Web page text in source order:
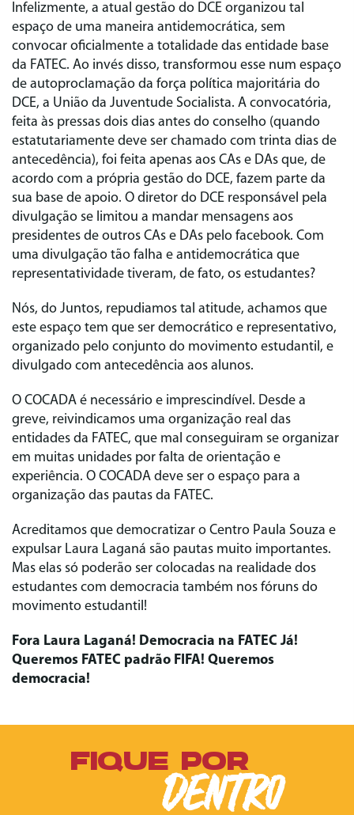
Infelizmente, a atual gestão do DCE organizou tal
espaço de uma maneira antidemocrática, sem
convocar oficialmente a totalidade das entidade base
da FATEC. Ao invés disso, transformou esse num espaço
de autoproclamação da força política majoritária do
DCE, a União da Juventude Socialista. A convocatória,
feita às pressas dois dias antes do conselho (quando
estatutariamente deve ser chamado com trinta dias de
antecedência), foi feita apenas aos CAs e DAs que, de
acordo com a própria gestão do DCE, fazem parte da
sua base de apoio. O diretor do DCE responsável pela
divulgação se limitou a mandar mensagens aos
presidentes de outros CAs e DAs pelo facebook. Com
uma divulgação tão falha e antidemocrática que
representatividade tiveram, de fato, os estudantes?
Nós, do Juntos, repudiamos tal atitude, achamos que
este espaço tem que ser democrático e representativo,
organizado pelo conjunto do movimento estudantil, e
divulgado com antecedência aos alunos.
O COCADA é necessário e imprescindível. Desde a
greve, reivindicamos uma organização real das
entidades da FATEC, que mal conseguiram se organizar
em muitas unidades por falta de orientação e
experiência. O COCADA deve ser o espaço para a
organização das pautas da FATEC.
Acreditamos que democratizar o Centro Paula Souza e
expulsar Laura Laganá são pautas muito importantes.
Mas elas só poderão ser colocadas na realidade dos
estudantes com democracia também nos fóruns do
movimento estudantil!
Fora Laura Laganá! Democracia na FATEC Já!
Queremos FATEC padrão FIFA! Queremos
democracia!
FIQUE POR
DENTRO